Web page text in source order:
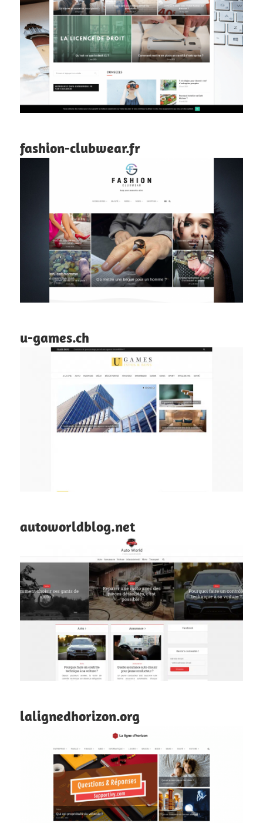
fashion-clubwear.fr
u-games.ch
autoworldblog.net
lalignedhorizon.org